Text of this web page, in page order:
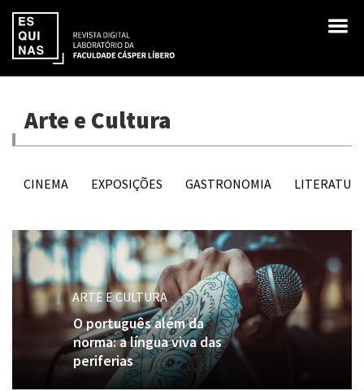
Arte e Cultura
CINEMA EXPOSIÇÕES GASTRONOMIA
ARTE E CULTURA
O português além da
norma: a língua viva das
periferias